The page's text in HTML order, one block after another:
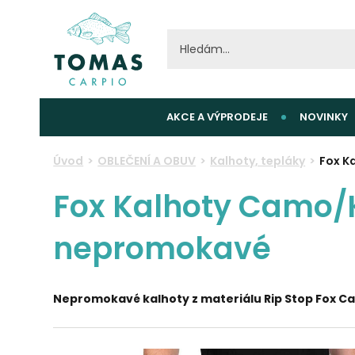
AKCE A VÝPRODEJE NOVINKY
Úvod OBLEČENÍ A OBUV Kalhoty, tepláky Fox
Fox Kalhoty Camo/
nepromokavé
Nepromokavé kalhoty z materiálu Rip Stop Fox